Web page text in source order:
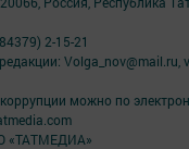
2-15-21
Volga_nov@mail.ru,
можно по
«ТАТМЕДИА»